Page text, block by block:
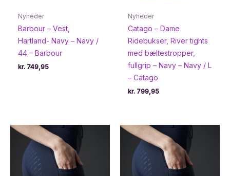
Nyheder
Barbour – Vest,
Hartland- Navy – Navy /
44 – Barbour
kr. 749,95
Nyheder
Catago – Dame
Ridebukser, River tights
med bæltestropper,
fullgrip – Navy – Navy / L
– Catago
kr. 799,95